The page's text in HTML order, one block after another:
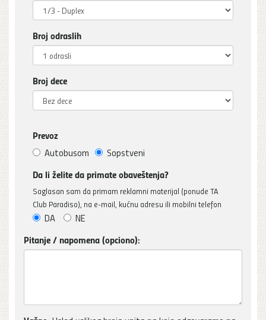
Broj odraslih
Broj dece
Prevoz
Autobusom Sopstveni
Da li želite da primate obaveštenja?
Saglasan sam da primam reklamni materijal (ponude TA
Club Paradiso), na e-mail, kućnu adresu ili mobilni telefon
DA NE
Pitanje / napomena (opciono):